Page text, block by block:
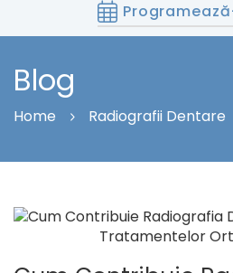
Blog
Home
Radiografii Dentare
Tratamentelor Ortodontice?